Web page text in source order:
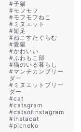
#子猫
#モフモフ
#モフモフねこ
# ミヌエット
#短足
#ねこすたぐらむ
#愛猫
#かわいい
#ふわもこ部
#猫のいる暮らし
#マンチカンブリー
ダー
# ミヌエットブリー
ダー
#cat
#catsgram
#catsofinstagram
#instacat
#picneko